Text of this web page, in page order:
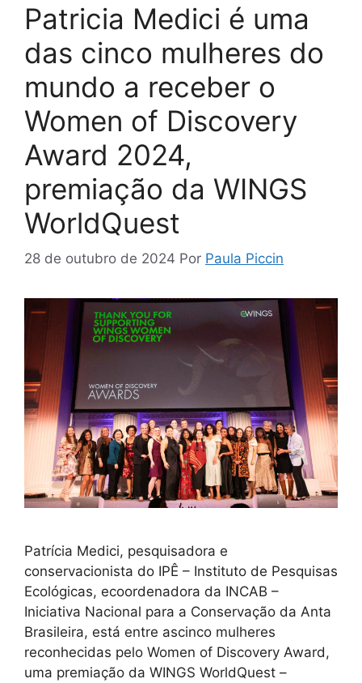
Patricia Medici é uma
das cinco mulheres do
mundo a receber o
Women of Discovery
Award 2024,
premiação da WINGS
WorldQuest
28 de outubro de 2024 Por Paula Piccin
Patrícia Medici, pesquisadora e
conservacionista do IPÊ – Instituto de Pesquisas
Ecológicas, ecoordenadora da INCAB –
Iniciativa Nacional para a Conservação da Anta
Brasileira, está entre ascinco mulheres
reconhecidas pelo Women of Discovery Award,
uma premiação da WINGS WorldQuest –